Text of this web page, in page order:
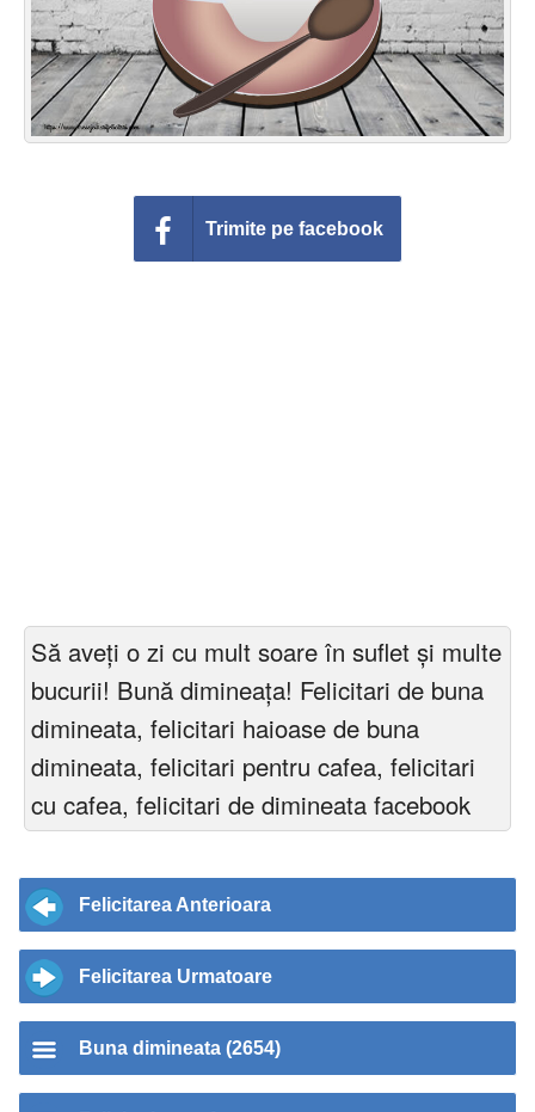
Trimite pe facebook
Să aveți o zi cu mult soare în suflet și multe
bucurii! Bună dimineața! Felicitari de buna
dimineata, felicitari haioase de buna
dimineata, felicitari pentru cafea, felicitari
cu cafea, felicitari de dimineata facebook
Felicitarea Anterioara
Felicitarea Urmatoare
Buna dimineata (2654)